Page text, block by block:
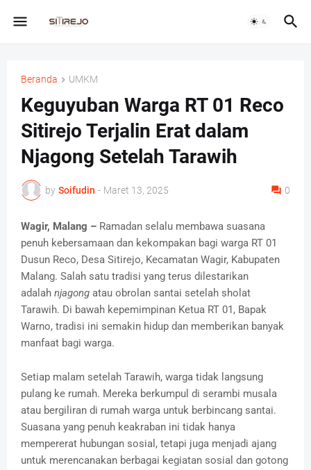
Beranda UMKM
Keguyuban Warga RT 01 Reco
Sitirejo Terjalin Erat dalam
Njagong Setelah Tarawih
by Soifudin - Maret 13, 2025 0
Wagir, Malang – Ramadan selalu membawa suasana
penuh kebersamaan dan kekompakan bagi warga RT 01
Dusun Reco, Desa Sitirejo, Kecamatan Wagir, Kabupaten
Malang. Salah satu tradisi yang terus dilestarikan
adalah njagong atau obrolan santai setelah sholat
Tarawih. Di bawah kepemimpinan Ketua RT 01, Bapak
Warno, tradisi ini semakin hidup dan memberikan banyak
manfaat bagi warga.
Setiap malam setelah Tarawih, warga tidak langsung
pulang ke rumah. Mereka berkumpul di serambi musala
atau bergiliran di rumah warga untuk berbincang santai.
Suasana yang penuh keakraban ini tidak hanya
mempererat hubungan sosial, tetapi juga menjadi ajang
untuk merencanakan berbagai kegiatan sosial dan gotong